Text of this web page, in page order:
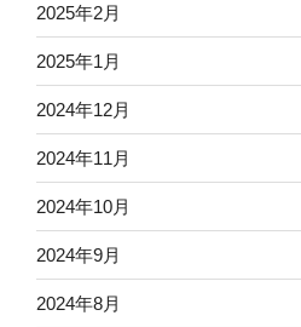
2025年2月
2025年1月
2024年12月
2024年11月
2024年10月
2024年9月
2024年8月